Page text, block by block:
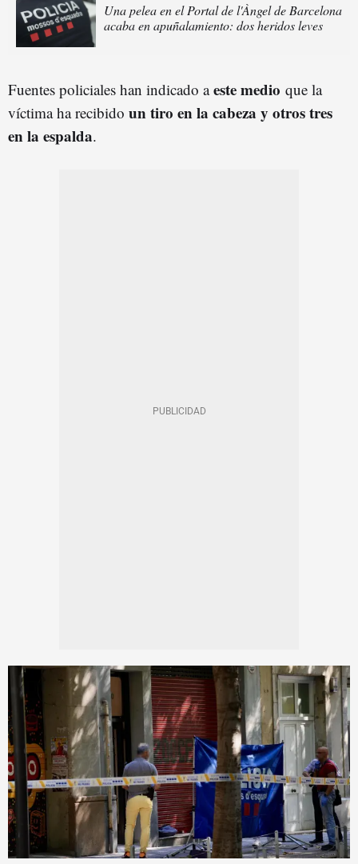
Una pelea en el Portal de l'Àngel de Barcelona
acaba en apuñalamiento: dos heridos leves
Fuentes policiales han indicado aeste medio que la
víctima ha recibido un tiro en la cabeza y otros tres
en la espalda.